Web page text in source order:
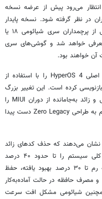
می‌رود پیش از عرضه نسخه
در نظر گرفته شود. نسخه پایدار
این سیستم‌عامل احتمالاً هم‌زمان با رونمایی از پرچمداران سری شیائومی ۱۸ یا
خواهد شد و گوشی‌های سری
براساس کدهای فاش‌شده، شیائومی هسته اصلی HyperOS 4 را با استفاده از
زبان برنامه‌نویسی Rust و فریم‌ورک Flutter بازنویسی کرده است. این تغییر بزرگ
به شیائومی اجازه داده تا تمام کدهای قدیمی و زائد به‌جامانده از دوران MIUI را
کاملاً حذف کند و به معماری منظم‌تری موسوم به طراحی Zero Legacy دست پیدا
نشان می‌دهند که حذف کدهای زائد
و بهینه‌سازی‌های جدید، میزان روان بودن کلی سیستم را تا حدود ۴۰ درصد
افزایش می‌دهد. علاوه‌براین، راندمان حافظه رم تا ۳۰ درصد بهبود یافته، حفظ
بیشتر شده و مصرف حافظه در حالت آماده‌به‌کار
همچنین شیائومی مشکل افت سرعت